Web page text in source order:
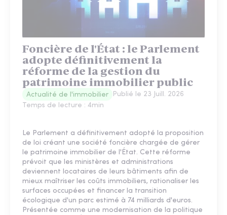
Foncière de l'État : le Parlement
adopte définitivement la
réforme de la gestion du
patrimoine immobilier public
Actualité de l'immobilier Publié le 23 Juill. 2026
Temps de lecture : 4min
Le Parlement a définitivement adopté la proposition
de loi créant une société foncière chargée de gérer
le patrimoine immobilier de l'État. Cette réforme
prévoit que les ministères et administrations
deviennent locataires de leurs bâtiments afin de
mieux maîtriser les coûts immobiliers, rationaliser les
surfaces occupées et financer la transition
écologique d'un parc estimé à 74 milliards d'euros.
Présentée comme une modernisation de la politique